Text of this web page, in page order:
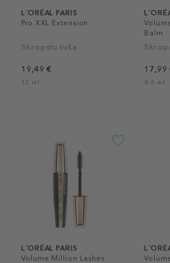
L´ORÉAL PARIS
Pro XXL Extension
Skropstu tuša
19,49 €
12 ml
Balm
17,99
8.6 ml
L´ORÉAL PARIS
Volume Million Lashes